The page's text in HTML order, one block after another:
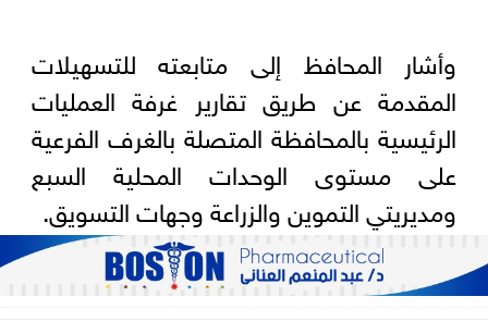
وأشار المحافظ إلى متابعته للتسهيلات
المقدمة عن طريق تقارير غرفة العمليات
الرئيسية بالمحافظة المتصلة بالغرف الفرعية
على مستوى الوحدات المحلية السبع
ومديريتي التموين والزراعة وجهات التسويق.